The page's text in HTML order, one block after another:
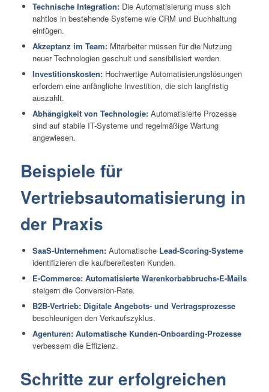
Technische Integration:Die Automatisierung muss sich
nahtlos in bestehende Systeme wie CRM und Buchhaltung
einfügen.
Akzeptanz im Team:Mitarbeiter müssen für die Nutzung
neuer Technologien geschult und sensibilisiert werden.
Investitionskosten:Hochwertige Automatisierungslösungen
erfordern eine anfängliche Investition, die sich langfristig
auszahlt.
Abhängigkeit von Technologie:Automatisierte Prozesse
sind auf stabile IT-Systeme und regelmäßige Wartung
angewiesen.
Beispiele für
Vertriebsautomatisierung in
der Praxis
SaaS-Unternehmen:Automatische Lead-Scoring-Systeme
identifizieren die kaufbereitesten Kunden.
E-Commerce: Automatisierte Warenkorbabbruchs-E-Mails
steigern die Conversion-Rate.
B2B-Vertrieb: Digitale Angebots- und Vertragsprozesse
beschleunigen den Verkaufszyklus.
Agenturen: Automatische Kunden-Onboarding-Prozesse
verbessern die Effizienz.
Schritte zur erfolgreichen